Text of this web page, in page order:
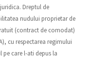
Dreptul de
nudului proprietar de
(contract de comodat)
cu respectarea regimului
pe care l-ati depus la